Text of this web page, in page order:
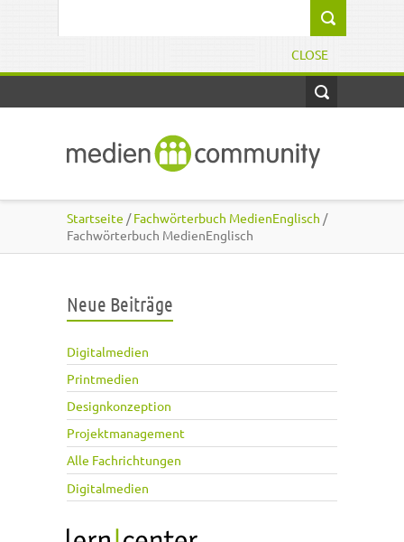
CLOSE
Startseite /Fachwörterbuch MedienEnglisch /
Fachwörterbuch MedienEnglisch
Neue Beiträge
Digitalmedien
Printmedien
Designkonzeption
Projektmanagement
Alle Fachrichtungen
Digitalmedien